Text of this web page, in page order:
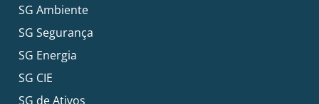
SG Ambiente
SG Segurança
SG Energia
SG CIE
SG de Ativos